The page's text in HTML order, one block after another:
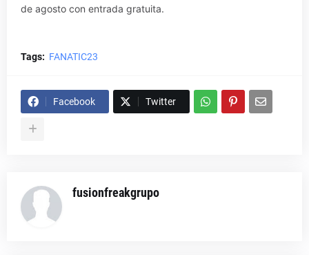
de agosto con entrada gratuita.
Tags: FANATIC23
Facebook Twitter
fusionfreakgrupo